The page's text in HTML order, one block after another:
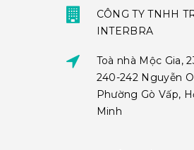
CÔNG TY TNHH
INTERBRA
Toà nhà Mộc Gia,
240-242 Nguyễn
Phường Gò Vấp,
Minh